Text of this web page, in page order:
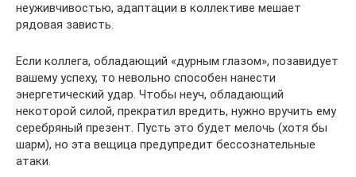
неуживчивостью, адаптации в коллективе мешает
рядовая зависть.
Если коллега, обладающий «дурным глазом», позавидует
вашему успеху, то невольно способен нанести
энергетический удар. Чтобы неуч, обладающий
некоторой силой, прекратил вредить, нужно вручить ему
серебряный презент. Пусть это будет мелочь (хотя бы
шарм), но эта вещица предупредит бессознательные
атаки.